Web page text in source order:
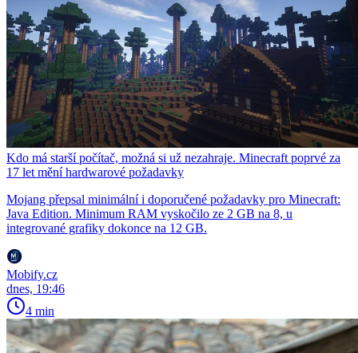
Kdo má starší počítač, možná si už nezahraje. Minecraft poprvé za
17 let mění hardwarové požadavky
Mojang přepsal minimální i doporučené požadavky pro Minecraft:
Java Edition. Minimum RAM vyskočilo ze 2 GB na 8, u
integrované grafiky dokonce na 12 GB.
Mobify.cz
dnes, 19:46
4 min